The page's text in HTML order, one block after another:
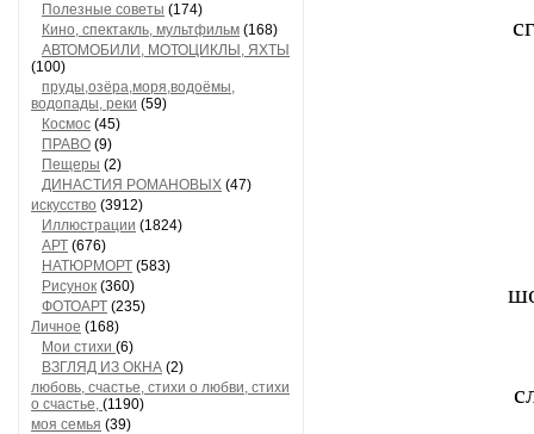
Полезные советы (174)
Кино, спектакль, мультфильм (168)
АВТОМОБИЛИ, МОТОЦИКЛЫ, ЯХТЫ
(100)
пруды,озёра,моря,водоёмы,
водопады, реки (59)
Космос (45)
ПРАВО (9)
Пещеры (2)
ДИНАСТИЯ РОМАНОВЫХ (47)
искусство (3912)
Иллюстрации (1824)
АРТ (676)
НАТЮРМОРТ (583)
Рисунок (360)
ФОТОАРТ (235)
Личное (168)
Мои стихи (6)
ВЗГЛЯД ИЗ ОКНА (2)
любовь, счастье, стихи о любви, стихи
о счастье, (1190)
моя семья (39)